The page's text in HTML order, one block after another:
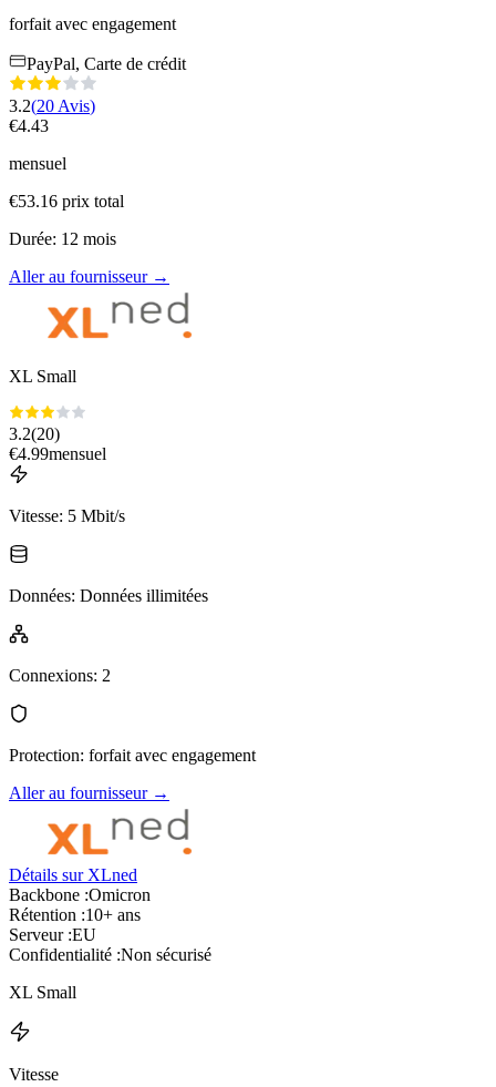
forfait avec engagement
PayPal, Carte de crédit
3.2(20 Avis)
€4.43
mensuel
€53.16 prix total
Durée: 12 mois
Aller au fournisseur→
XL Small
3.2(20)
€4.99mensuel
Vitesse: 5 Mbit/s
Données: Données illimitées
Connexions: 2
Protection: forfait avec engagement
Aller au fournisseur→
Détails sur XLned
Backbone :Omicron
Rétention :10+ ans
Serveur :EU
Confidentialité :Non sécurisé
XL Small
Vitesse